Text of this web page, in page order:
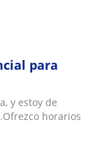
para
y estoy de
horarios